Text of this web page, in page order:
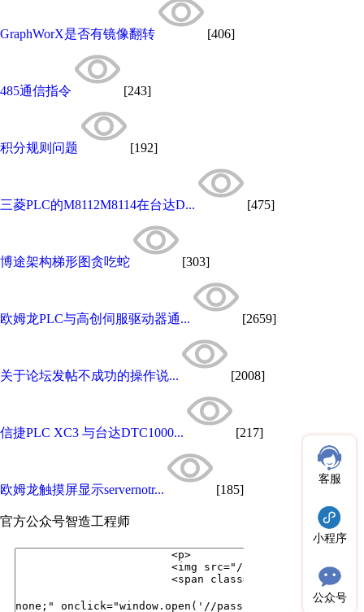
GraphWorX是否有镜像翻转 [406]
485通信指令 [243]
积分规则问题 [192]
三菱PLC的M8112M8114在台达D... [475]
博途架构梯形图贪吃蛇 [303]
欧姆龙PLC与高创伺服驱动器通... [2659]
关于论坛发帖不成功的操作说... [2008]
信捷PLC XC3 与台达DTC1000... [217]
欧姆龙触摸屏显示servernotr... [185]
官方公众号智造工程师
客服
小程序
公众号